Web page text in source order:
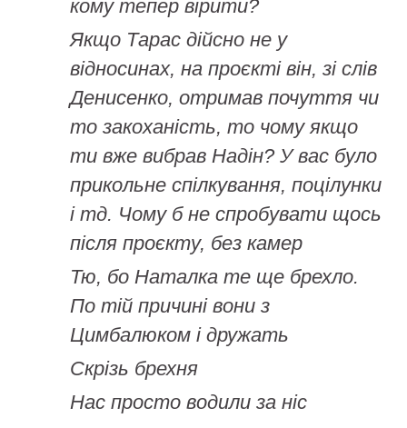
кому тепер вірити?
Якщо Тарас дійсно не у
відносинах, на проєкті він, зі слів
Денисенко, отримав почуття чи
то закоханість, то чому якщо
ти вже вибрав Надін? У вас було
прикольне спілкування, поцілунки
і тд. Чому б не спробувати щось
після проєкту, без камер
Тю, бо Наталка те ще брехло.
По тій причині вони з
Цимбалюком і дружать
Скрізь брехня
Нас просто водили за ніс